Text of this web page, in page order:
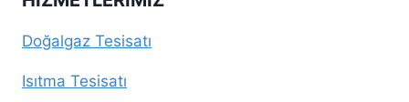
Doğalgaz Tesisatı
Isıtma Tesisatı